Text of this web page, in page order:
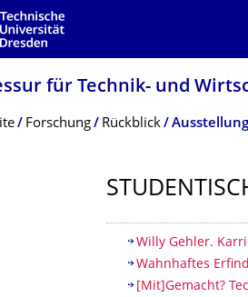
für Technik- und
Menü
Forschung Rückblick
Willy Gehler.
Wahnhaftes
[Mit]Gemacht?